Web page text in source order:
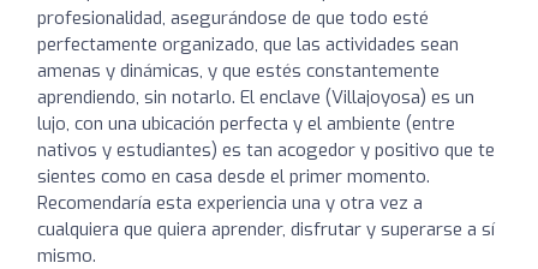
profesionalidad, asegurándose de que todo esté
perfectamente organizado, que las actividades sean
amenas y dinámicas, y que estés constantemente
aprendiendo, sin notarlo. El enclave (Villajoyosa) es un
lujo, con una ubicación perfecta y el ambiente (entre
nativos y estudiantes) es tan acogedor y positivo que te
sientes como en casa desde el primer momento.
Recomendaría esta experiencia una y otra vez a
cualquiera que quiera aprender, disfrutar y superarse a sí
mismo.